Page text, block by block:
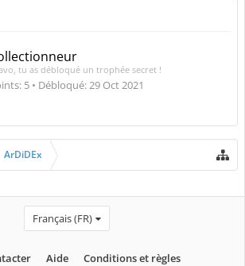
tu as débloqué un trophée secret !
5 Débloqué:29 Oct 2021
ArDiDEx
Français (FR)
Aide Conditions et règles